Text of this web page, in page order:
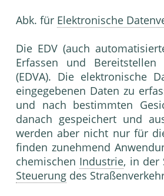
Abk. für Elektronische
Die EDV (auch
Erfassen und Bereitstellen
(EDVA). Die elektronische
eingegebenen Daten zu
und nach bestimmten
danach gespeichert und
werden aber nicht nur für
finden zunehmend
chemischen Industrie, in der
Steuerung des